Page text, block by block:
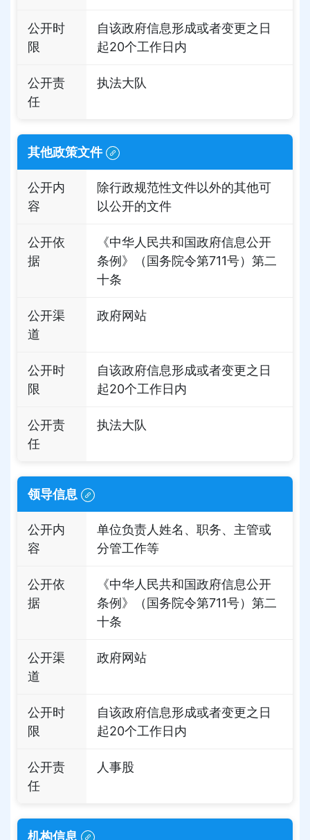
公开时
限
自该政府信息形成或者变更之日
起20个工作日内
公开责
任
执法大队
其他政策文件
公开内
容
除行政规范性文件以外的其他可
以公开的文件
公开依
据
《中华人民共和国政府信息公开
条例》（国务院令第711号）第二
十条
公开渠
道
政府网站
公开时
限
自该政府信息形成或者变更之日
起20个工作日内
公开责
任
执法大队
领导信息
公开内
容
单位负责人姓名、职务、主管或
分管工作等
公开依
据
《中华人民共和国政府信息公开
条例》（国务院令第711号）第二
十条
公开渠
道
政府网站
公开时
限
自该政府信息形成或者变更之日
起20个工作日内
公开责
任
人事股
机构信息